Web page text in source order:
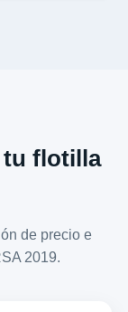
tu flotilla
de precio e
2019.